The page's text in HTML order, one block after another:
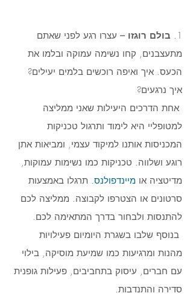
1. בולם רוגזו – עצרו רגע לפני שאתם
מתעצבנים, קחו נשימה עמוקה ובלמו את
הכעס. איך ואיפה רוכשים בלמים יעילים?
איך נרגעים?
אחת הדרכים היעילות שאני ממליצה
למטופליי היא לימוד ותרגול טכניקות
המכניסות אותנו למיקוד עצמי, ומביאות אתן
רוגע ושלווה. טכניקות כמו נשימות עמוקות,
מדיטציה או מיינדפולנס. תרגלו באמצעות
סרטונים או הצטרפו לקבוצה. ממליצה לכם
להתנסות ולבחור בדרך המתאימה לכם.
בנוסף שלבו בשגרת היומיום פעילויות
מהנות ומרגיעות כמו שמיעת מוסיקה, בילוי
עם חברים, עיסוק בתחביבים, פעילות גופנית
סדירה והתנדבות.